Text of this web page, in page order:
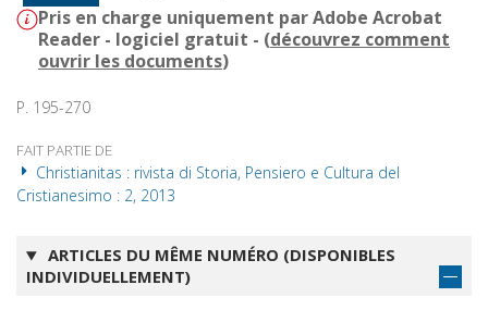
Pris en charge uniquement par Adobe Acrobat
Reader - logiciel gratuit - (découvrez comment
ouvrir les documents)
P. 195-270
FAIT PARTIE DE
Christianitas : rivista di Storia, Pensiero e Cultura del
Cristianesimo : 2, 2013
ARTICLES DU MÊME NUMÉRO (DISPONIBLES
INDIVIDUELLEMENT)